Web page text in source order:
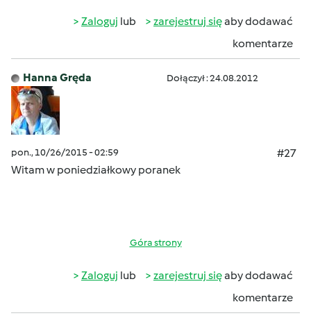
Zaloguj lub zarejestruj sięaby dodawać
komentarze
Hanna Gręda Dołączył : 24.08.2012
pon., 10/26/2015 - 02:59
#27
Witam w poniedziałkowy poranek
Góra strony
Zaloguj lub zarejestruj sięaby dodawać
komentarze